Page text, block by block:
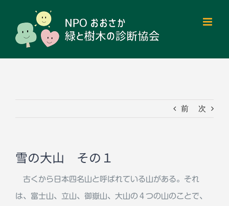
content
前 次
雪の大山 その１
古くから日本四名山と呼ばれている山がある。それ
は、富士山、立山、御嶽山、大山の４つの山のことで、